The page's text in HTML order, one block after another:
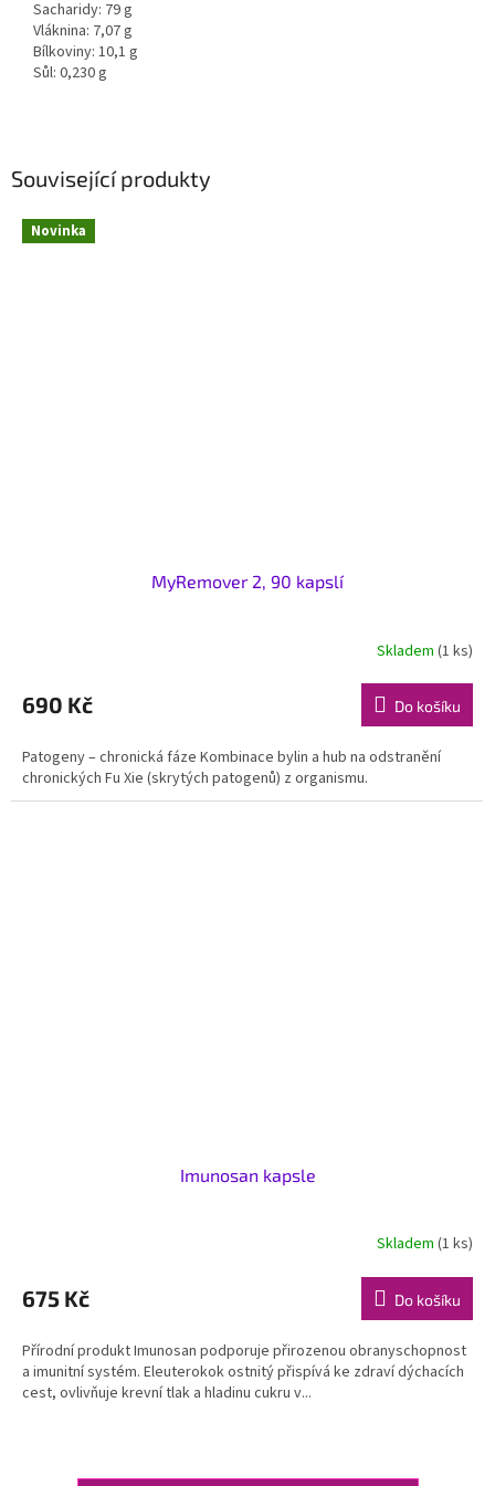
Související produkty
Novinka
MyRemover 2, 90 kapslí
Skladem (1 ks)
690 Kč Do košíku
Patogeny – chronická fáze Kombinace bylin a hub na odstranění
chronických Fu Xie (skrytých patogenů) z organismu.
Imunosan kapsle
Skladem (1 ks)
675 Kč Do košíku
Přírodní produkt Imunosan podporuje přirozenou obranyschopnost
a imunitní systém. Eleuterokok ostnitý přispívá ke zdraví dýchacích
cest, ovlivňuje krevní tlak a hladinu cukru v...
Sacharidy: 79 g
Vláknina: 7,07 g
Bílkoviny: 10,1 g
Sůl: 0,230 g